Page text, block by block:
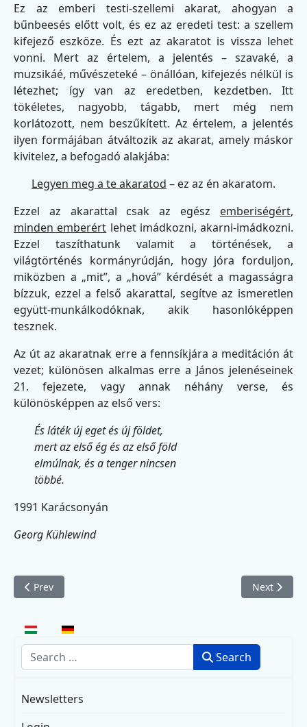
Ez az emberi testi-szellemi akarat, ahogyan a
bűnbeesés előtt volt, és ez az eredeti test: a szellem
kifejező eszköze. És ezt az akaratot is vissza lehet
vonni. Mert az értelem, a jelentés – szavaké, a
muzsikáé, művészeteké – önállóan, kifejezés nélkül is
létezhet; így van az eredetben, kezdetben. Itt
tökéletes, nagyobb, tágabb, mert még nem
korlátozott, nem beszűkített. Az értelem, a jelentés
ilyen formájában átváltozik az akarat, amely máskor
kivitelez, a befogadó alakjába:
Legyen meg a te akaratod – ez az én akaratom.
Ezzel az akarattal csak az egész emberiségért,
minden emberért lehet imádkozni, akarni-imádkozni.
Ezzel taszíthatunk valamit a történések, a
világtörténés kormányrúdján, hogy jóra forduljon,
miközben a „mit”, a „hová” kérdését a magasságra
bízzuk, ezzel a felső akarattal, segítve az ismeretlen
együtt-munkálkodóknak, akik hasonlóképpen
tesznek.
Az út az akaratnak erre a fennsíkjára a meditáción át
vezet; különösen alkalmas erre a János jelenéseinek
21. fejezete, vagy annak néhány verse, és
különösképpen az első vers:
És láték új eget és új földet,
mert az első ég és az első föld
elmúlnak, és a tenger nincsen
többé.
1991 Karácsonyán
Georg Kühlewind
Previous article: Világosság
Prev Next
Next
Select your language
Search
Search
Newsletters